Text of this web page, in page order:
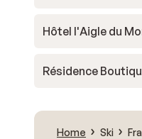
Hôtel l'Aigle du
Résidence
Home Ski